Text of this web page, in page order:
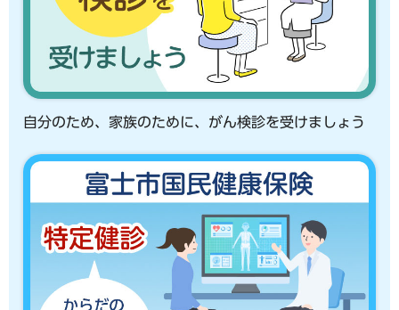
自分のため、家族のために、がん検診を受けましょう